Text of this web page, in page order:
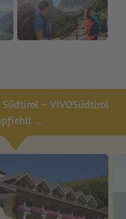
– VIVOSüdtirol
...